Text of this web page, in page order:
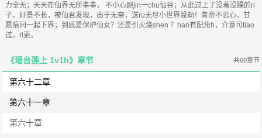
力全无；天天在仙界无所事事， 不小心跑jin一chu仙谷；从此过上了没羞没臊的ri
子。好景不长，被仙君发现，出于无奈，送ru无尽小世界渡劫！青帝不忍心，甘
愿陪同一起下界；到底是保护仙女？还是引火烧shen ？han有配角h，介意可tiao
过。ri更。
《瑶台莲上 1v1h》章节 共60章节
第六十二章
第六十一章
第六十章